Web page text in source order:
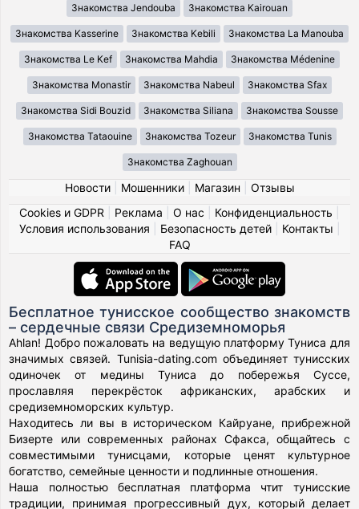
Знакомства Jendouba Знакомства Kairouan
Знакомства Kasserine Знакомства Kebili Знакомства La Manouba
Знакомства Le Kef Знакомства Mahdia Знакомства Médenine
Знакомства Monastir Знакомства Nabeul Знакомства Sfax
Знакомства Sidi Bouzid Знакомства Siliana Знакомства Sousse
Знакомства Tataouine Знакомства Tozeur Знакомства Tunis
Знакомства Zaghouan
Новости| Мошенники| Магазин
Отзывы
Cookies и GDPR
Реклама О нас Конфиденциальность
Условия использования
Безопасность детей| Контакты
FAQ
Бесплатное тунисское сообщество знакомств
– сердечные связи Средиземноморья
Ahlan! Добро пожаловать на ведущую платформу Туниса для
значимых связей. Tunisia-dating.com объединяет тунисских
одиночек от медины Туниса до побережья Суссе,
прославляя перекрёсток африканских, арабских и
средиземноморских культур.
Находитесь ли вы в историческом Кайруане, прибрежной
Бизерте или современных районах Сфакса, общайтесь с
совместимыми тунисцами, которые ценят культурное
богатство, семейные ценности и подлинные отношения.
Наша полностью бесплатная платформа чтит тунисские
традиции, принимая прогрессивный дух, который делает